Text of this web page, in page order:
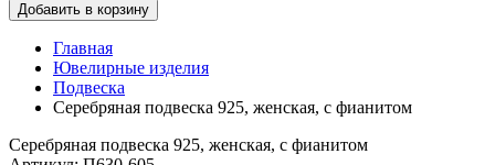
Добавить в корзину
Главная
Ювелирные изделия
Подвеска
Серебряная подвеска 925, женская, с фианитом
Серебряная подвеска 925, женская, с фианитом